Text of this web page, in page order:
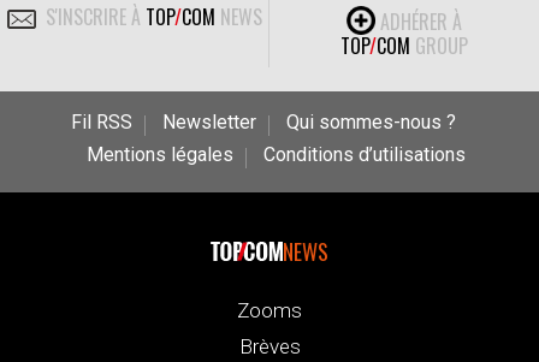
S'INSCRIRE À TOP/COM NEWS
ADHÉRER À
TOP/COM GROUP
Fil RSS Newsletter
Qui sommes-nous ?
Mentions légales
Conditions d’utilisations
NEWS
Zooms
Brèves